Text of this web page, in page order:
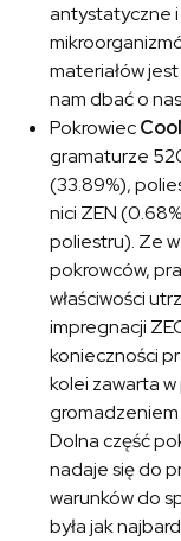
antystatyczne
materiałów
nam dbać o
Pokrowiec
gramaturze
(33.89%),
nici ZEN
poliestru). Ze
pokrowców,
właściwości
impregnacji
konieczności
kolei zawarta
gromadzeniem
Dolna część
nadaje się do
warunków do
była jak